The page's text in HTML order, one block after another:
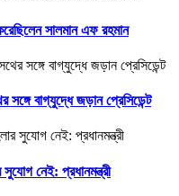
সালমান এফ রহমান
সঙ্গে বাগ্‌যুদ্ধে জড়ান প্রেসিডেন্ট
নেই: প্রধানমন্ত্রী